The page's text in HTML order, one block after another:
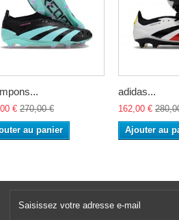
€ 270,00 €
au panier
adidas...
162,00 €
Ajouter au